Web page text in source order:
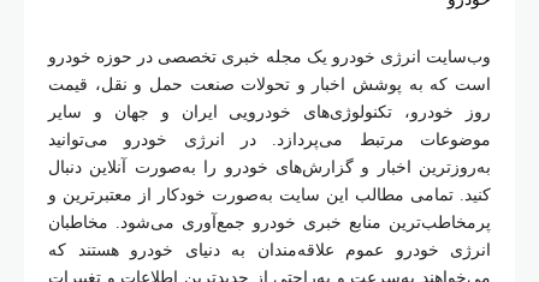
انرژی خودرو یک مجله خبری تخصصی در حوزه خودرو
به پوشش اخبار و تحولات صنعت حمل و نقل، قیمت
تکنولوژی‌های خودرویی ایران و جهان و سایر
مرتبط می‌پردازد. در انرژی خودرو می‌توانید
اخبار و گزارش‌های خودرو را به‌صورت آنلاین دنبال
مطالب این سایت به‌صورت خودکار از معتبرترین و
منابع خبری خودرو جمع‌آوری می‌شود. مخاطبان
عموم علاقه‌مندان به دنیای خودرو هستند که
به‌سرعت و به‌راحتی از جدیدترین اطلاعات و تغییرات